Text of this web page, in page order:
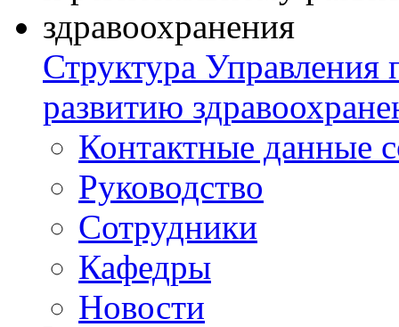
Структура
развитию
Контактные данные
Руководство
Сотрудники
Кафедры
Новости